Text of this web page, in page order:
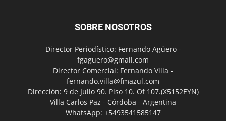
SOBRE NOSOTROS
Director Periodístico: Fernando Agüero -
fgaguero@gmail.com
Director Comercial: Fernando Villa -
fernando.villa@fmazul.com
Dirección: 9 de Julio 90. Piso 10. Of 107.(X5152EYN)
Villa Carlos Paz - Córdoba - Argentina
WhatsApp: +5493541585147